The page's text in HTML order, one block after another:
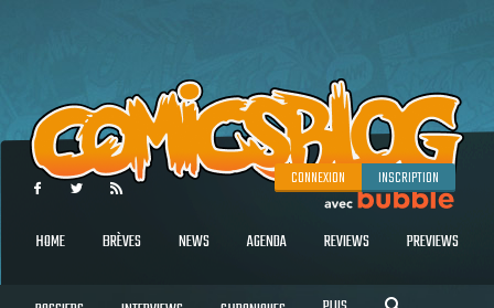
CONNEXION INSCRIPTION
HOME BRÈVES NEWS AGENDA REVIEWS PREVIEWS